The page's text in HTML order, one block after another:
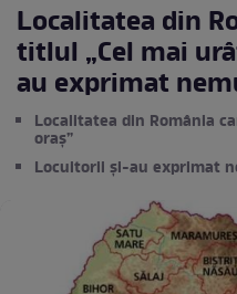
Localitatea din
titlul „Cel mai
au exprimat
Localitatea din România
oraș”
Locuitorii și-au exprimat